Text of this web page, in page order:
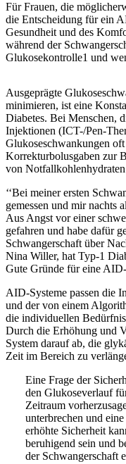
Für Frauen, die
die Entscheidung für ein
Gesundheit und des
während der
Glukosekontrolle1 und
Ausgeprägte
minimieren, ist eine
Diabetes. Bei Menschen,
Injektionen (ICT-/Pen-
Glukoseschwankungen
Korrekturbolusgaben zur
von
‘‘Bei meiner ersten
gemessen und mir nachts
Aus Angst vor einer
gefahren und habe dafür
Schwangerschaft über
Nina Willer, hat Typ-1
Gute Gründe für eine
AID-Systeme passen die
und der von einem
die individuellen
Durch die Erhöhung und
System darauf ab, die
Zeit im Bereich zu
Eine Frage der
den Glukoseverlauf
Zeitraum
unterbrechen und
erhöhte Sicherheit
beruhigend sein und
der Schwangerschaft